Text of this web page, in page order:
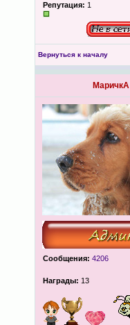
Репутация: 1
Вернуться к началу
МаричкА
Сообщения: 4206
Награды: 13